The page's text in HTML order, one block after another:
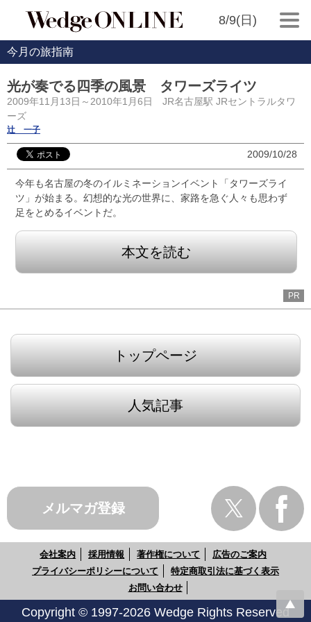
8/9(日)
今月の旅指南
光が奏でる四季の風景 タワーズライツ
2009年11月13日～2010年1月6日 JR名古屋駅 JRセントラルタワ
ーズ
辻 一子
2009/10/28
今年も名古屋の冬のイルミネーションイベント「タワーズライ
ツ」が始まる。幻想的な光の世界に、家路を急ぐ人々も思わず
足をとめるイベントだ。
本文を読む
PR
トップページ
人気記事
メルマガ登録
会社案内 採用情報 著作権について
広告のご案内
プライバシーポリシーについて
特定商取引法に基づく表示
お問い合わせ
Copyright © 1997-2026 Wedge Rights Reserved